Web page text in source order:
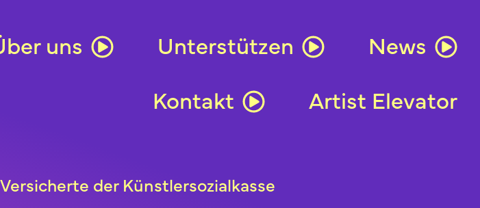
uns Unterstützen
News
Kontakt
Artist Elevator
der Künstlersozialkasse